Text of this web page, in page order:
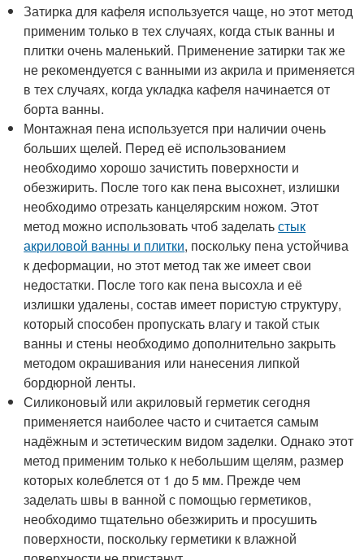
Затирка для кафеля используется чаще, но этот метод
применим только в тех случаях, когда стык ванны и
плитки очень маленький. Применение затирки так же
не рекомендуется с ванными из акрила и применяется
в тех случаях, когда укладка кафеля начинается от
борта ванны.
Монтажная пена используется при наличии очень
больших щелей. Перед её использованием
необходимо хорошо зачистить поверхности и
обезжирить. После того как пена высохнет, излишки
необходимо отрезать канцелярским ножом. Этот
метод можно использовать чтоб заделатьстык
акриловой ванны и плитки, поскольку пена устойчива
к деформации, но этот метод так же имеет свои
недостатки. После того как пена высохла и её
излишки удалены, состав имеет пористую структуру,
который способен пропускать влагу и такой стык
ванны и стены необходимо дополнительно закрыть
методом окрашивания или нанесения липкой
бордюрной ленты.
Силиконовый или акриловый герметик сегодня
применяется наиболее часто и считается самым
надёжным и эстетическим видом заделки. Однако этот
метод применим только к небольшим щелям, размер
которых колеблется от 1 до 5 мм. Прежде чем
заделать швы в ванной с помощью герметиков,
необходимо тщательно обезжирить и просушить
поверхности, поскольку герметики к влажной